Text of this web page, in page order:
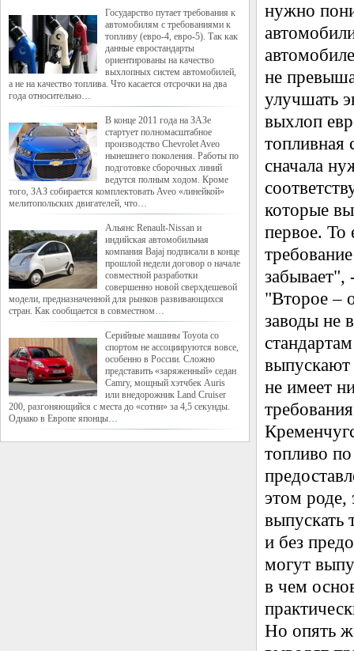
нужно
не
улучшать
выхлоп
топливная
сначала
которые
первое. То
забывает",
"Второе –
заводы не
выпускают
не имеет
топливо
этом роде,
выпускать
и без
могут
в чем
Но опять
Государство путает требования к
автомобилям с требованиями к
топливу (евро-4, евро-5). Так как
данные евростандарты
ориентированы на качество
выхлопных систем автомобилей,
а не на качество топлива. Что касается отсрочки на два
года относительно…
В конце 2011 года на ЗАЗе
стартует полномасштабное
производство Chevrolet Aveo
нынешнего поколения. Работы по
подготовке сборочных линий
ведутся полным ходом. Кроме
того, ЗАЗ собирается комплектовать Aveo «линейкой»
мелитопольских двигателей, что…
Альянс Renault-Nissan и
индийская автомобильная
компания Bajaj подписали в конце
прошлой недели договор о начале
совместной разработки
совершенно новой сверхдешевой
модели, предназначенной для рынков развивающихся
стран. Как сообщается в совместном…
Cерийные машины Toyota со
спортом не ассоциируются вовсе,
особенно в России. Сложно
представить «заряженный» седан
Camry, мощный хэтчбек Auris
или внедорожник Land Cruiser
200, разгоняющийся с места до «сотни» за 4,5 секунды.
Однако в Европе японцы…